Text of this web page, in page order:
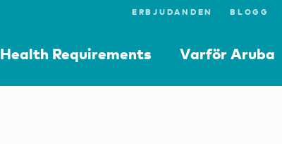
ERBJUDANDEN BLOGG
Health Requirements Varför Aruba